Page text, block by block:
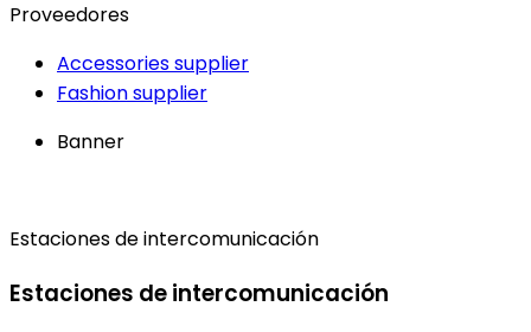
Proveedores
Accessories supplier
Fashion supplier
Banner
Estaciones de intercomunicación
Estaciones de intercomunicación